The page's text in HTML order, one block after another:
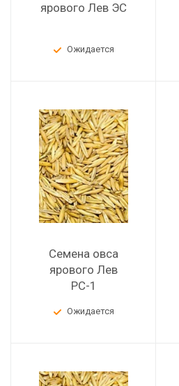
ярового Лев ЭС
Ожидается
Семена овса
ярового Лев
РС-1
Ожидается